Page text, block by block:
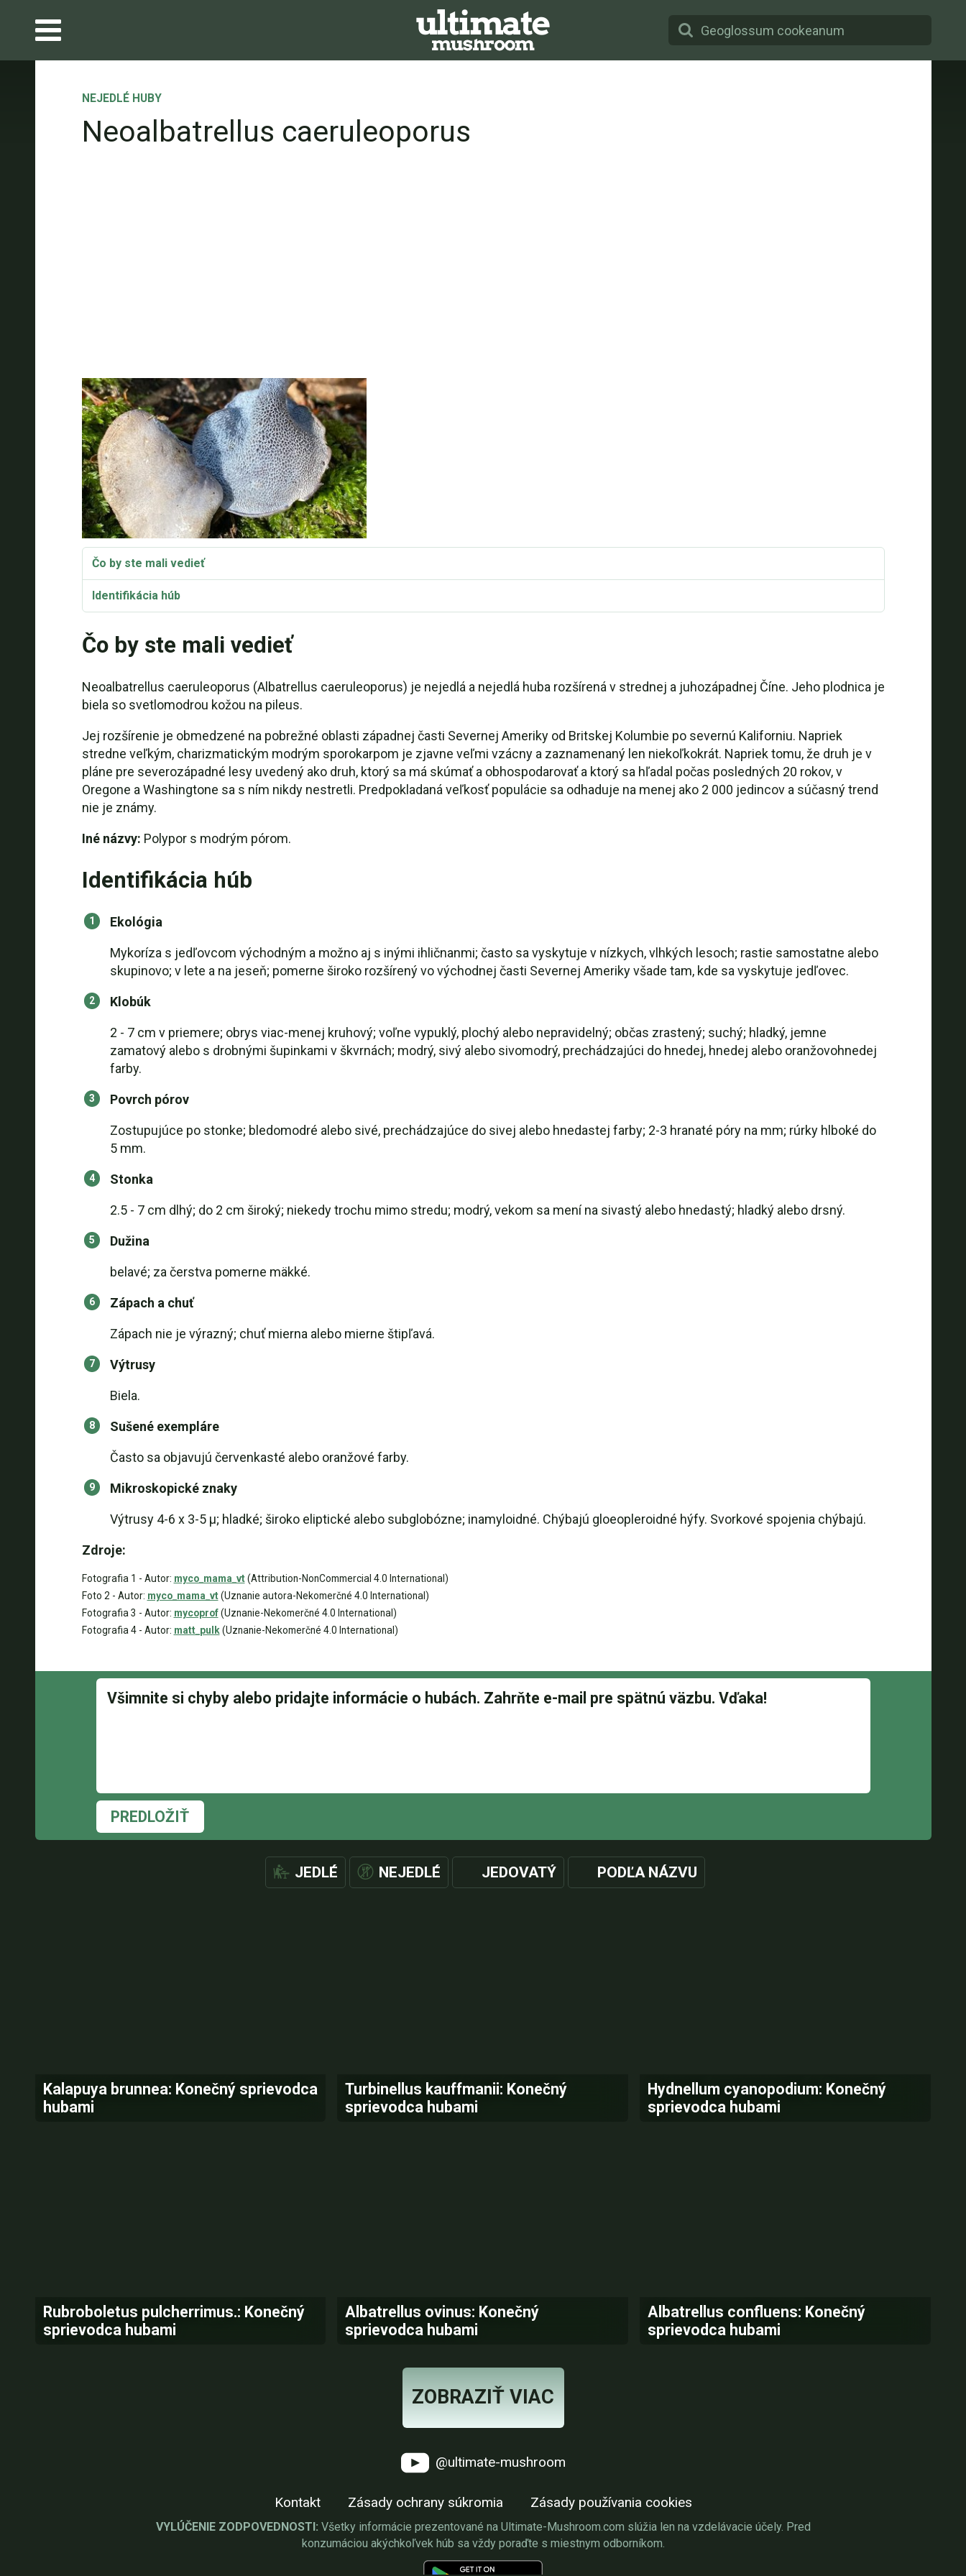
NEJEDLÉ HUBY
Neoalbatrellus caeruleoporus
Čo by ste mali vedieť
Identifikácia húb
Čo by ste mali vedieť
Neoalbatrellus caeruleoporus (Albatrellus caeruleoporus) je nejedlá a nejedlá huba rozšírená v strednej a juhozápadnej Číne. Jeho plodnica je
biela so svetlomodrou kožou na pileus.
Jej rozšírenie je obmedzené na pobrežné oblasti západnej časti Severnej Ameriky od Britskej Kolumbie po severnú Kaliforniu. Napriek
stredne veľkým, charizmatickým modrým sporokarpom je zjavne veľmi vzácny a zaznamenaný len niekoľkokrát. Napriek tomu, že druh je v
pláne pre severozápadné lesy uvedený ako druh, ktorý sa má skúmať a obhospodarovať a ktorý sa hľadal počas posledných 20 rokov, v
Oregone a Washingtone sa s ním nikdy nestretli. Predpokladaná veľkosť populácie sa odhaduje na menej ako 2 000 jedincov a súčasný trend
nie je známy.
Iné názvy: Polypor s modrým pórom.
Identifikácia húb
Ekológia
Mykoríza s jedľovcom východným a možno aj s inými ihličnanmi; často sa vyskytuje v nízkych, vlhkých lesoch; rastie samostatne alebo
skupinovo; v lete a na jeseň; pomerne široko rozšírený vo východnej časti Severnej Ameriky všade tam, kde sa vyskytuje jedľovec.
Klobúk
2 - 7 cm v priemere; obrys viac-menej kruhový; voľne vypuklý, plochý alebo nepravidelný; občas zrastený; suchý; hladký, jemne
zamatový alebo s drobnými šupinkami v škvrnách; modrý, sivý alebo sivomodrý, prechádzajúci do hnedej, hnedej alebo oranžovohnedej
farby.
Povrch pórov
Zostupujúce po stonke; bledomodré alebo sivé, prechádzajúce do sivej alebo hnedastej farby; 2-3 hranaté póry na mm; rúrky hlboké do
5 mm.
Stonka
2.5 - 7 cm dlhý; do 2 cm široký; niekedy trochu mimo stredu; modrý, vekom sa mení na sivastý alebo hnedastý; hladký alebo drsný.
Dužina
belavé; za čerstva pomerne mäkké.
Zápach a chuť
Zápach nie je výrazný; chuť mierna alebo mierne štipľavá.
Výtrusy
Biela.
Sušené exempláre
Často sa objavujú červenkasté alebo oranžové farby.
Mikroskopické znaky
Výtrusy 4-6 x 3-5 µ; hladké; široko eliptické alebo subglobózne; inamyloidné. Chýbajú gloeopleroidné hýfy. Svorkové spojenia chýbajú.
Zdroje:
Fotografia 1 - Autor: myco_mama_vt(Attribution-NonCommercial 4.0 International)
Foto 2 - Autor: myco_mama_vt(Uznanie autora-Nekomerčné 4.0 International)
Fotografia 3 - Autor: mycoprof(Uznanie-Nekomerčné 4.0 International)
Fotografia 4 - Autor: matt_pulk(Uznanie-Nekomerčné 4.0 International)
PREDLOŽIŤ
JEDLÉ NEJEDLÉ JEDOVATÝ PODĽA NÁZVU
Kalapuya brunnea: Konečný sprievodca
hubami
Turbinellus kauffmanii: Konečný
sprievodca hubami
Hydnellum cyanopodium: Konečný
sprievodca hubami
Rubroboletus pulcherrimus.: Konečný
sprievodca hubami
Albatrellus ovinus: Konečný
sprievodca hubami
Albatrellus confluens: Konečný
sprievodca hubami
ZOBRAZIŤ VIAC
@ultimate-mushroom
Kontakt Zásady ochrany súkromia Zásady používania cookies
VYLÚČENIE ZODPOVEDNOSTI: Všetky informácie prezentované na Ultimate-Mushroom.com slúžia len na vzdelávacie účely. Pred
konzumáciou akýchkoľvek húb sa vždy poraďte s miestnym odborníkom.